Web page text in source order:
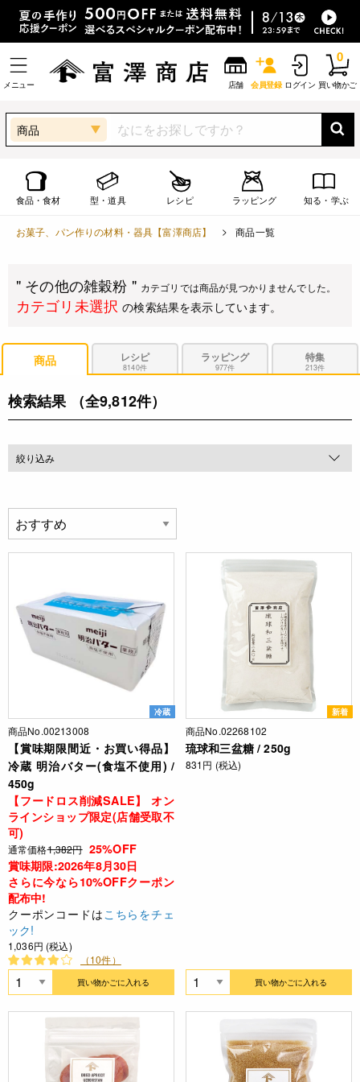
メニュー 店舗 会員登録 ログイン 買い物かご
0
商品
食品・食材 型・道具 レシピ ラッピング 知る・学ぶ
お菓子、パン作りの材料・器具【富澤商店】 商品一覧
" その他の雑穀粉 " カテゴリでは商品が見つかりませんでした。
カテゴリ未選択 の検索結果を表示しています。
商品 レシピ
8140件
ラッピング
977件
特集
213件
検索結果 （全9,812件）
絞り込み
冷蔵
商品No.00213008
【賞味期限間近・お買い得品】
冷蔵 明治バター(食塩不使用) /
450g
【フードロス削減SALE】 オン
ラインショップ限定(店舗受取不
可)
通常価格1,382円 25%OFF
賞味期限:2026年8月30日
さらに今なら10%OFFクーポン
配布中!
クーポンコードはこちらをチェ
ック!
1,036円 (税込)
（10件）
買い物かごに入れる
新着
商品No.02268102
琉球和三盆糖 / 250g
831円 (税込)
買い物かごに入れる